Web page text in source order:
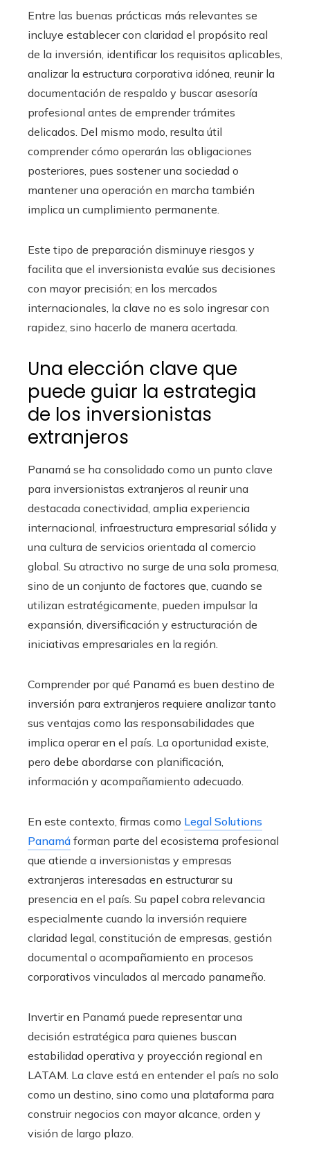
Entre las buenas prácticas más relevantes se
incluye establecer con claridad el propósito real
de la inversión, identificar los requisitos aplicables,
analizar la estructura corporativa idónea, reunir la
documentación de respaldo y buscar asesoría
profesional antes de emprender trámites
delicados. Del mismo modo, resulta útil
comprender cómo operarán las obligaciones
posteriores, pues sostener una sociedad o
mantener una operación en marcha también
implica un cumplimiento permanente.
Este tipo de preparación disminuye riesgos y
facilita que el inversionista evalúe sus decisiones
con mayor precisión; en los mercados
internacionales, la clave no es solo ingresar con
rapidez, sino hacerlo de manera acertada.
Una elección clave que
puede guiar la estrategia
de los inversionistas
extranjeros
Panamá se ha consolidado como un punto clave
para inversionistas extranjeros al reunir una
destacada conectividad, amplia experiencia
internacional, infraestructura empresarial sólida y
una cultura de servicios orientada al comercio
global. Su atractivo no surge de una sola promesa,
sino de un conjunto de factores que, cuando se
utilizan estratégicamente, pueden impulsar la
expansión, diversificación y estructuración de
iniciativas empresariales en la región.
Comprender por qué Panamá es buen destino de
inversión para extranjeros requiere analizar tanto
sus ventajas como las responsabilidades que
implica operar en el país. La oportunidad existe,
pero debe abordarse con planificación,
información y acompañamiento adecuado.
En este contexto, firmas como Legal Solutions
Panamá forman parte del ecosistema profesional
que atiende a inversionistas y empresas
extranjeras interesadas en estructurar su
presencia en el país. Su papel cobra relevancia
especialmente cuando la inversión requiere
claridad legal, constitución de empresas, gestión
documental o acompañamiento en procesos
corporativos vinculados al mercado panameño.
Invertir en Panamá puede representar una
decisión estratégica para quienes buscan
estabilidad operativa y proyección regional en
LATAM. La clave está en entender el país no solo
como un destino, sino como una plataforma para
construir negocios con mayor alcance, orden y
visión de largo plazo.